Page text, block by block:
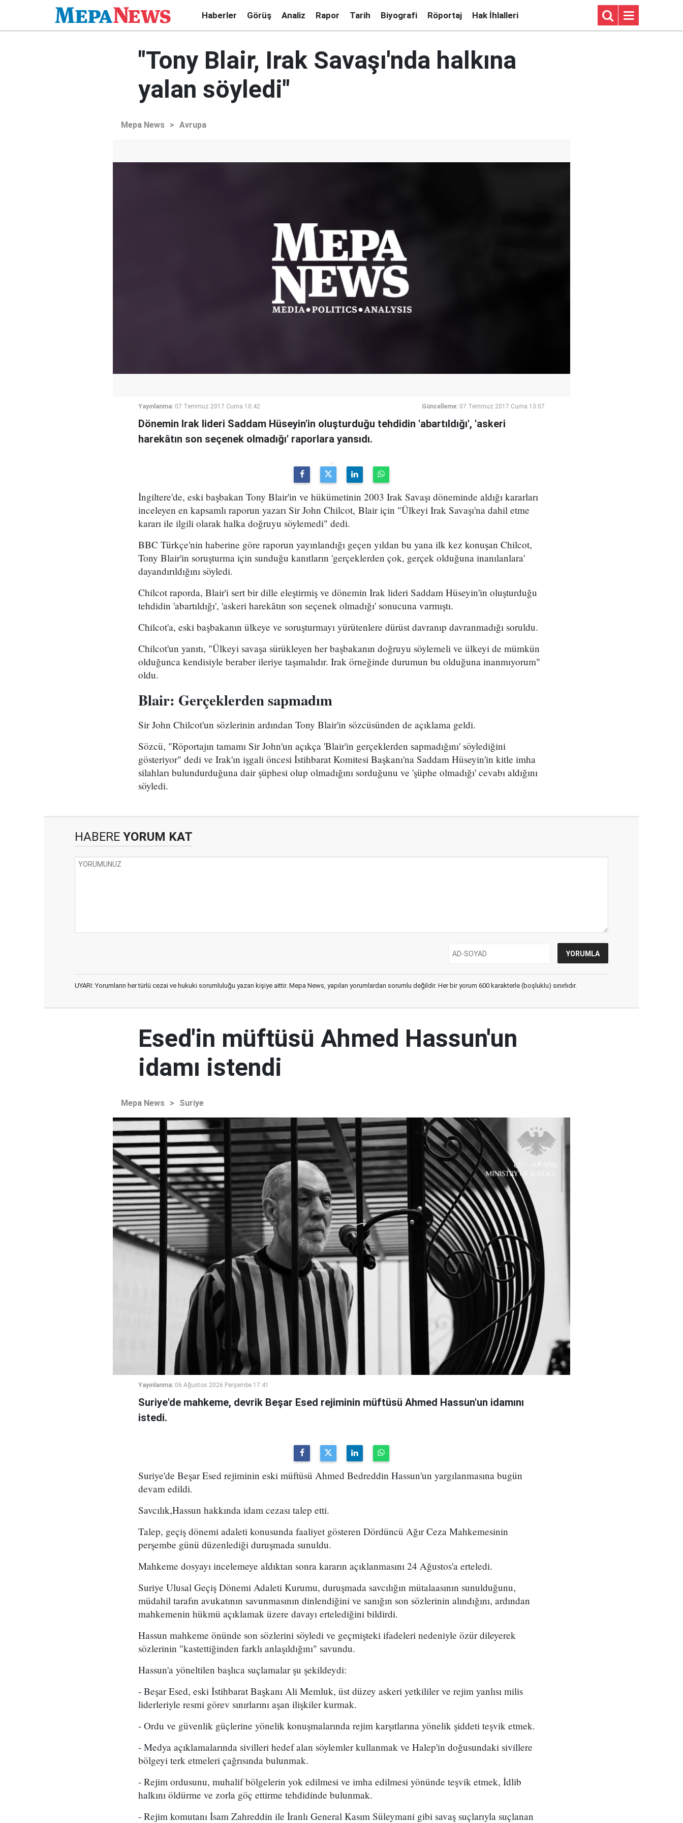
Haberler Görüş Analiz Rapor Tarih Biyografi Röportaj Hak İhlalleri
"Tony Blair, Irak Savaşı'nda halkına
yalan söyledi"
Mepa News > Avrupa
Yayınlanma: 07 Temmuz 2017 Cuma 10:42 Güncelleme: 07 Temmuz 2017 Cuma 13:07
Dönemin Irak lideri Saddam Hüseyin'in oluşturduğu tehdidin 'abartıldığı', 'askeri
harekâtın son seçenek olmadığı' raporlara yansıdı.
İngiltere'de, eski başbakan Tony Blair'in ve hükümetinin 2003 Irak Savaşı döneminde aldığı kararları
inceleyen en kapsamlı raporun yazarı Sir John Chilcot, Blair için "Ülkeyi Irak Savaşı'na dahil etme
kararı ile ilgili olarak halka doğruyu söylemedi" dedi.
BBC Türkçe'nin haberine göre raporun yayınlandığı geçen yıldan bu yana ilk kez konuşan Chilcot,
Tony Blair'in soruşturma için sunduğu kanıtların 'gerçeklerden çok, gerçek olduğuna inanılanlara'
dayandırıldığını söyledi.
Chilcot raporda, Blair'i sert bir dille eleştirmiş ve dönemin Irak lideri Saddam Hüseyin'in oluşturduğu
tehdidin 'abartıldığı', 'askeri harekâtın son seçenek olmadığı' sonucuna varmıştı.
Chilcot'a, eski başbakanın ülkeye ve soruşturmayı yürütenlere dürüst davranıp davranmadığı soruldu.
Chilcot'un yanıtı, "Ülkeyi savaşa sürükleyen her başbakanın doğruyu söylemeli ve ülkeyi de mümkün
olduğunca kendisiyle beraber ileriye taşımalıdır. Irak örneğinde durumun bu olduğuna inanmıyorum"
oldu.
Blair: Gerçeklerden sapmadım
Sir John Chilcot'un sözlerinin ardından Tony Blair'in sözcüsünden de açıklama geldi.
Sözcü, "Röportajın tamamı Sir John'un açıkça 'Blair'in gerçeklerden sapmadığını' söylediğini
gösteriyor" dedi ve Irak'ın işgali öncesi İstihbarat Komitesi Başkanı'na Saddam Hüseyin'in kitle imha
silahları bulundurduğuna dair şüphesi olup olmadığını sorduğunu ve 'şüphe olmadığı' cevabı aldığını
söyledi.
HABERE YORUM KAT
UYARI: Yorumların her türlü cezai ve hukuki sorumluluğu yazan kişiye aittir. Mepa News, yapılan yorumlardan sorumlu değildir. Her bir yorum 600 karakterle (boşluklu) sınırlıdır.
Esed'in müftüsü Ahmed Hassun'un
idamı istendi
Mepa News > Suriye
Yayınlanma: 06 Ağustos 2026 Perşembe 17:41
Suriye'de mahkeme, devrik Beşar Esed rejiminin müftüsü Ahmed Hassun'un idamını
istedi.
Suriye'de Beşar Esed rejiminin eski müftüsü Ahmed Bedreddin Hassun'un yargılanmasına bugün
devam edildi.
Savcılık,Hassun hakkında idam cezası talep etti.
Talep, geçiş dönemi adaleti konusunda faaliyet gösteren Dördüncü Ağır Ceza Mahkemesinin
perşembe günü düzenlediği duruşmada sunuldu.
Mahkeme dosyayı incelemeye aldıktan sonra kararın açıklanmasını 24 Ağustos'a erteledi.
Suriye Ulusal Geçiş Dönemi Adaleti Kurumu, duruşmada savcılığın mütalaasının sunulduğunu,
müdahil tarafın avukatının savunmasının dinlendiğini ve sanığın son sözlerinin alındığını, ardından
mahkemenin hükmü açıklamak üzere davayı ertelediğini bildirdi.
Hassun mahkeme önünde son sözlerini söyledi ve geçmişteki ifadeleri nedeniyle özür dileyerek
sözlerinin "kastettiğinden farklı anlaşıldığını" savundu.
Hassun'a yöneltilen başlıca suçlamalar şu şekildeydi:
- Beşar Esed, eski İstihbarat Başkanı Ali Memluk, üst düzey askeri yetkililer ve rejim yanlısı milis
liderleriyle resmi görev sınırlarını aşan ilişkiler kurmak.
- Ordu ve güvenlik güçlerine yönelik konuşmalarında rejim karşıtlarına yönelik şiddeti teşvik etmek.
- Medya açıklamalarında sivilleri hedef alan söylemler kullanmak ve Halep'in doğusundaki sivillere
bölgeyi terk etmeleri çağrısında bulunmak.
- Rejim ordusunu, muhalif bölgelerin yok edilmesi ve imha edilmesi yönünde teşvik etmek, İdlib
halkını öldürme ve zorla göç ettirme tehdidinde bulunmak.
- Rejim komutanı İsam Zahreddin ile İranlı General Kasım Süleymani gibi savaş suçlarıyla suçlanan